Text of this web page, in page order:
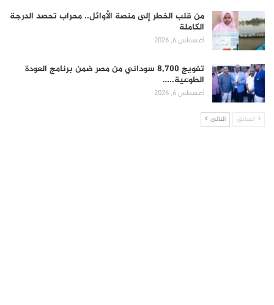
من قلب الخطر إلى منصة الأوائل.. محراب تحصد الدرجة
الكاملة
أغسطس 6, 2026
تفويج 8,700 سوداني من مصر ضمن برنامج العودة
الطوعية..…
أغسطس 6, 2026
السابق التالي